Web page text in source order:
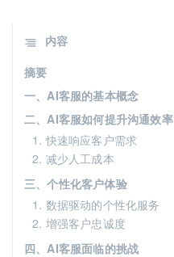
内容
摘要
一、AI客服的基本概念
二、AI客服如何提升沟通效率
1. 快速响应客户需求
2. 减少人工成本
三、个性化客户体验
1. 数据驱动的个性化服务
2. 增强客户忠诚度
四、AI客服面临的挑战